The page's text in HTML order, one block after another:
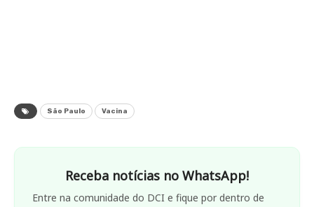
São Paulo Vacina
Receba notícias no WhatsApp!
Entre na comunidade do DCI e fique por dentro de